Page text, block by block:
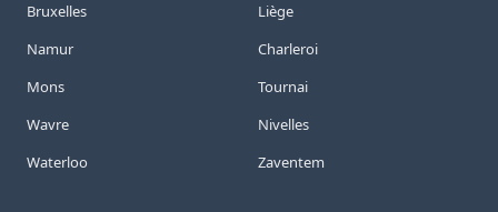
Bruxelles
Liège
Namur
Charleroi
Mons
Tournai
Wavre
Nivelles
Waterloo
Zaventem